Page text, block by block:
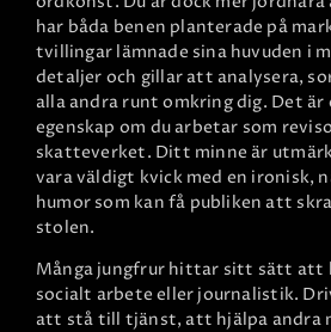
har båda benen planterade på
tvillingar lämnade sina huvuden i
detaljer och gillar att analysera,
alla andra runt omkring dig. Det är
egenskap om du arbetar som
skatteverket. Ditt minne är
vara väldigt kvick med en ironisk,
humor som kan få publiken att
stolen.
Många jungfrur hittar sitt sätt att
socialt arbete eller journalistik.
att stå till tjänst, att hjälpa andra